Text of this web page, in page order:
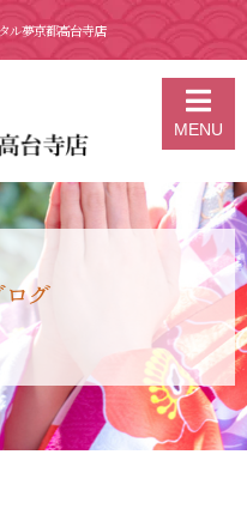
ル夢京都高台寺店
MENU
1月 26日 京都 着物レ
グ